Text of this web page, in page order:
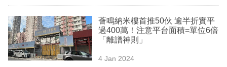
薈鳴納米樓首推50伙 逾半折實平
過400萬！注意平台面積=單位6倍
「離譜神則」
4 Jan 2024